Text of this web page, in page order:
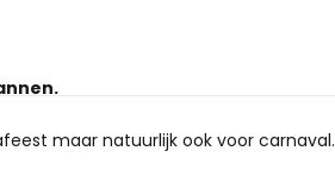
maar natuurlijk ook voor carnaval.